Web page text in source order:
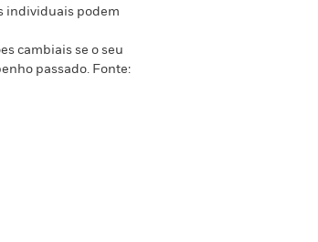
individuais podem
cambiais se o seu
passado. Fonte: